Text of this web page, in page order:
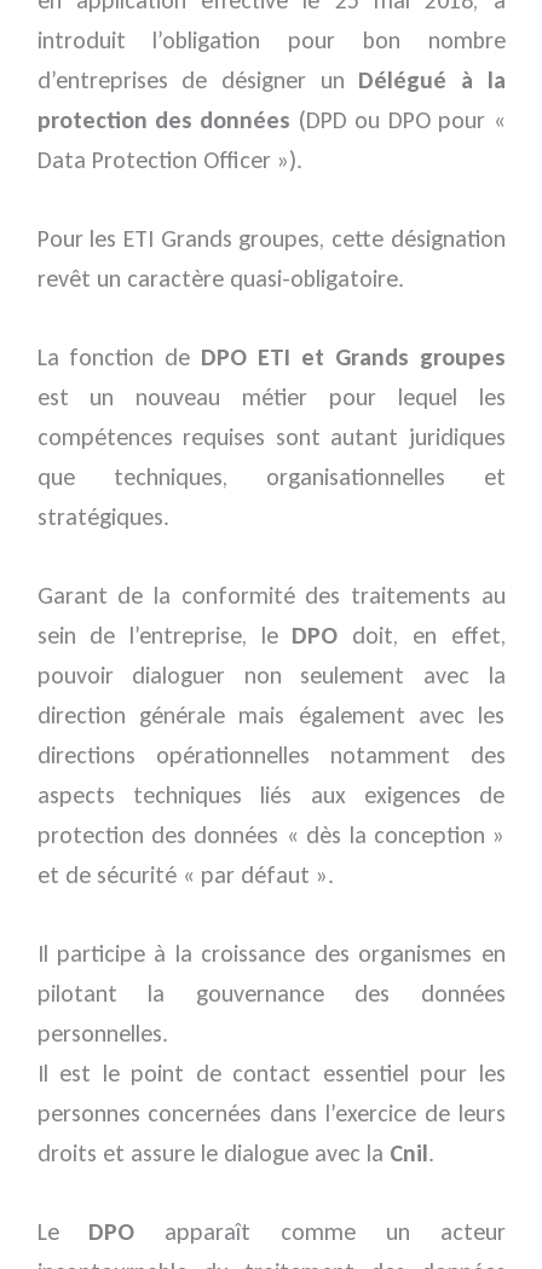
introduit l’obligation pour bon nombre
d’entreprises de désigner un Délégué à la
protection des données (DPD ou DPO pour «
Data Protection Officer »).
Pour les ETI Grands groupes, cette désignation
revêt un caractère quasi-obligatoire.
La fonction de DPO ETI et Grands groupes
est un nouveau métier pour lequel les
compétences requises sont autant juridiques
que techniques, organisationnelles et
stratégiques.
Garant de la conformité des traitements au
sein de l’entreprise, le DPO doit, en effet,
pouvoir dialoguer non seulement avec la
direction générale mais également avec les
directions opérationnelles notamment des
aspects techniques liés aux exigences de
protection des données « dès la conception »
et de sécurité « par défaut ».
Il participe à la croissance des organismes en
pilotant la gouvernance des données
personnelles.
Il est le point de contact essentiel pour les
personnes concernées dans l’exercice de leurs
droits et assure le dialogue avec la Cnil.
Le DPO apparaît comme un acteur